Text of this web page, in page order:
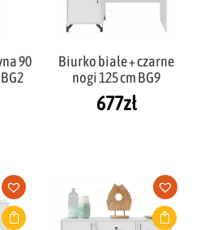
90
Biurko białe + czarne
nogi 125 cm BG9
677zł